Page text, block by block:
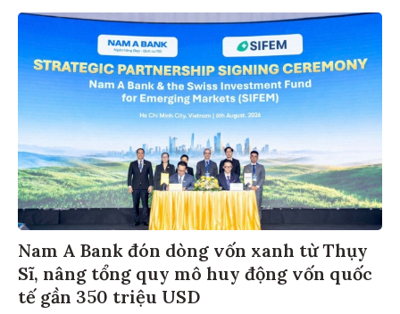
​​​​​​​Nam A Bank đón dòng vốn xanh từ Thụy
Sĩ, nâng tổng quy mô huy động vốn quốc
tế gần 350 triệu USD